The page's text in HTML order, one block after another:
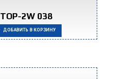
TOP-2W 038
ДОБАВИТЬ В КОРЗИНУ